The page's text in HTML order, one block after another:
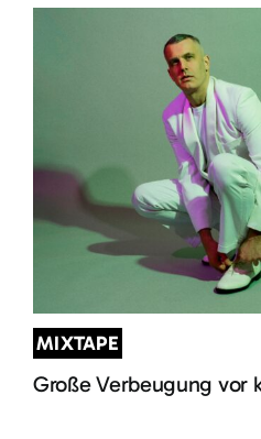
MIXTAPE
Große Verbeugung vor